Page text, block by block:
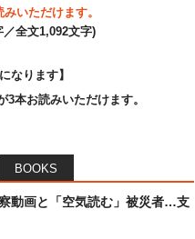
いただけます。
／全文1,092文字)
なります】
本お読みいただけます。
BOOKS
察動画と「空気読む」被災者…支